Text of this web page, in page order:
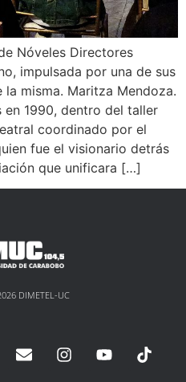
Nóveles Directores
impulsada por una de sus
misma. Maritza Mendoza.
en 1990, dentro del taller
coordinado por el
fue el visionario detrás
que unificara […]
DIMETEL-UC